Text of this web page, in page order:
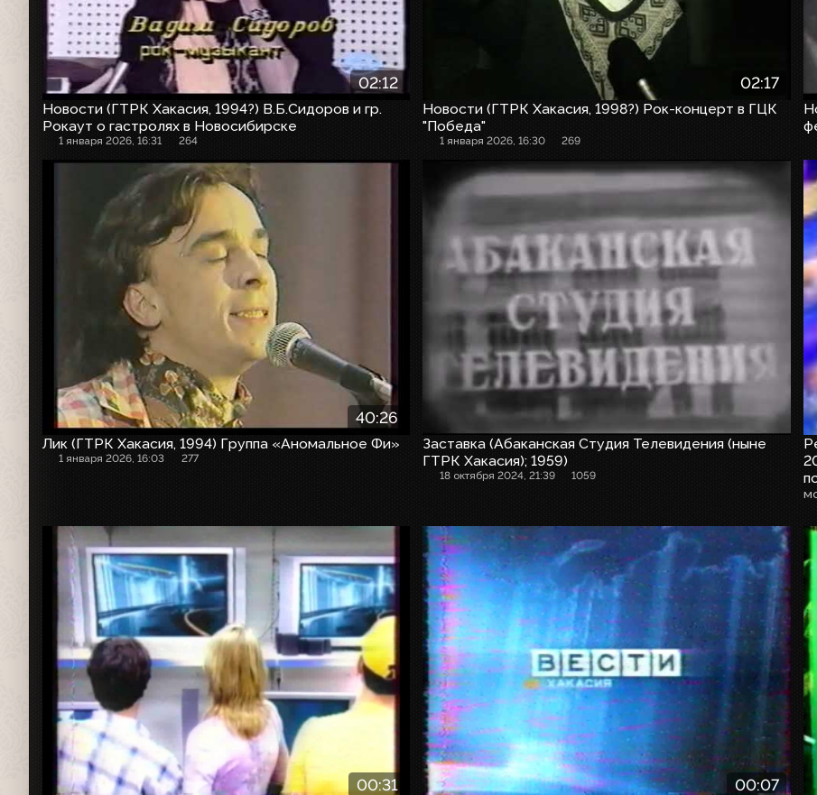
02:12
Новости (ГТРК Хакасия, 1994?) В.Б.Сидоров и гр.
Рокаут о гастролях в Новосибирске
1 января 2026, 16:31 264
02:17
Новости (ГТРК Хакасия, 1998?) Рок-концерт в ГЦК
"Победа"
1 января 2026, 16:30 269
40:26
Лик (ГТРК Хакасия, 1994) Группа «Аномальное Фи»
1 января 2026, 16:03 277
Заставка (Абаканская Студия Телевидения (ныне
ГТРК Хакасия); 1959)
18 октября 2024, 21:39 1059
00:31
Анонс
00:07
Заставка программы